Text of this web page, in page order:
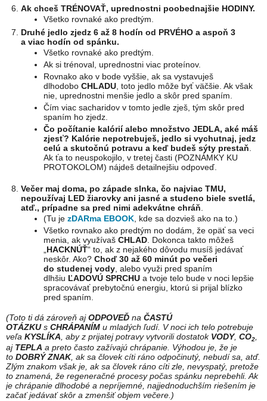
Ak chceš TRÉNOVAŤ, uprednostni poobednajšie HODINY.
Všetko rovnaké ako predtým.
Druhé jedlo zjedz 6 až 8 hodín od PRVÉHO a aspoň 3
a viac hodín od spánku.
Všetko rovnaké ako predtým.
Ak si trénoval, uprednostni viac proteínov.
Rovnako ako v bode vyššie, ak sa vystavuješ
dlhodobo CHLADU, toto jedlo môže byť väčšie. Ak však
nie, uprednostni menšie jedlo a skôr pred spaním.
Čím viac sacharidov v tomto jedle zješ, tým skôr pred
spaním ho zjedz.
Čo počítanie kalórií alebo množstvo JEDLA, aké máš
zjesť? Kalórie nepotrebuješ, jedlo si vychutnaj, jedz
celú a skutočnú potravu a keď budeš sýty prestaň
Ak ťa to neuspokojilo, v tretej časti (POZNÁMKY KU
PROTOKOLOM) nájdeš detailnejšiu odpoveď.
Večer maj doma, po západe slnka, čo najviac TMU,
nepoužívaj LED žiarovky ani jasné a studeno biele svetlá,
atď., prípadne sa pred nimi adekvátne chráň
(Tu je zDARma EBOOK, kde sa dozvieš ako na to.)
Všetko rovnako ako predtým no dodám, že opäť sa veci
menia, ak využívaš CHLAD. Dokonca takto môžeš
HACKNÚŤ“ to, ak z nejakého dôvodu musíš jedávať
neskôr. Ako? Choď 30 až 60 minút po večeri
do studenej vody, alebo využi pred spaním
dlhšiu ĽADOVÚ SPRCHUa tvoje telo bude v noci lepšie
spracovávať prebytočnú energiu, ktorú si prijal blízko
pred spaním.
(Toto ti dá zároveň ajODPOVEĎ na ČASTÚ
OTÁZKUs CHRÁPANÍM u mladých ľudí. V noci ich telo potrebuje
veľa KYSLÍKA , aby z prijatej potravy vytvorili dostatok VODY, CO2
aj TEPLA a preto často zažívajú chrápanie. Výhodou je, že je
to DOBRÝ ZNAK, ak sa človek cíti ráno odpočinutý, nebudí sa, atď.
Zlým znakom však je, ak sa človek ráno cíti zle, nevyspatý, pretože
to znamená, že regeneračné procesy počas spánku neprebehli. Ak
je chrápanie dlhodobé a nepríjemné, najjednoduchším riešením je
začať jedávať skôr a zmenšiť objem večere.)